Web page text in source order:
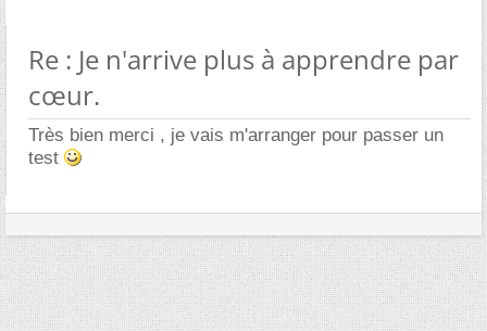
Re : Je n'arrive plus à apprendre par
cœur.
Très bien merci , je vais m'arranger pour passer un
test